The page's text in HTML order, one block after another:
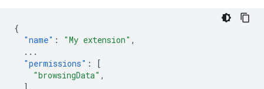
{
"name" : "My extension" ,
...
"permissions" :
[
"browsingData" ,